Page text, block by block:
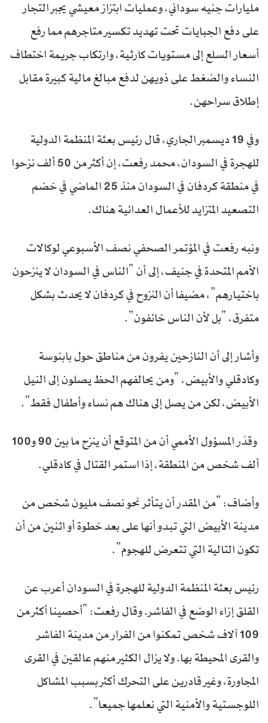
مليارات جنيه سوداني، وعمليات ابتزاز معيشي يجبر التجار
على دفع الجبايات تحت تهديد تكسير متاجرهم مما رفع
أسعار السلع إلى مستويات كارثية، وارتكاب جريمة اختطاف
النساء والضغط على ذويهن لدفع مبالغ مالية كبيرة مقابل
إطلاق سراحهن.
وفي 19 ديسمبر الجاري، قال رئيس بعثة المنظمة الدولية
للهجرة في السودان، محمد رفعت، إن أكثر من 50 ألف نزحوا
في منطقة كردفان في السودان منذ 25 الماضي في خضم
التصعيد المتزايد للأعمال العدائية هناك.
ونبه رفعت في المؤتمر الصحفي نصف الأسبوعي لوكالات
الأمم المتحدة في جنيف، إلى أن “الناس في السودان لا ينزحون
باختيارهم”، مضيفا أن النزوح في كردفان لا يحدث بشكل
متفرق، “بل لأن الناس خائفون”.
وأشار إلى أن النازحين يفرون من مناطق حول بابنوسة
وكادقلي والأبيض، “ومن يحالفهم الحظ يصلون إلى النيل
الأبيض، لكن من يصل إلى هناك هم نساء وأطفال فقط”.
وقدّر المسؤول الأممي أن من المتوقع أن ينزح ما بين 90 و100
ألف شخص من المنطقة، إذا استمر القتال في كادقلي.
وأضاف: “من المقدر أن يتأثر نحو نصف مليون شخص من
مدينة الأبيض التي تبدو أنها على بعد خطوة أو اثنين من أن
تكون التالية التي تتعرض للهجوم”.
رئيس بعثة المنظمة الدولية للهجرة في السودان أعرب عن
القلق إزاء الوضع في الفاشر. وقال رفعت: “أحصينا أكثر من
109 آلاف شخص تمكنوا من الفرار من مدينة الفاشر
والقرى المحيطة بها. ولا يزال الكثير منهم عالقين في القرى
المجاورة، وغير قادرين على التحرك أكثر بسبب المشاكل
اللوجستية والأمنية التي نعلمها جميعا”.